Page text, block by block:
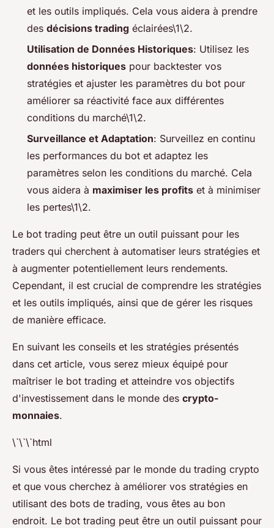
et les outils impliqués. Cela vous aidera à prendre
des décisions trading éclairées\1\2.
Utilisation de Données Historiques: Utilisez les
données historiques pour backtester vos
stratégies et ajuster les paramètres du bot pour
améliorer sa réactivité face aux différentes
conditions du marché\1\2.
Surveillance et Adaptation: Surveillez en continu
les performances du bot et adaptez les
paramètres selon les conditions du marché. Cela
vous aidera à maximiser les profits et à minimiser
les pertes\1\2.
Le bot trading peut être un outil puissant pour les
traders qui cherchent à automatiser leurs stratégies et
à augmenter potentiellement leurs rendements.
Cependant, il est crucial de comprendre les stratégies
et les outils impliqués, ainsi que de gérer les risques
de manière efficace.
En suivant les conseils et les stratégies présentés
dans cet article, vous serez mieux équipé pour
maîtriser le bot trading et atteindre vos objectifs
d'investissement dans le monde des crypto-
monnaies.
\`\`\`html
Si vous êtes intéressé par le monde du trading crypto
et que vous cherchez à améliorer vos stratégies en
utilisant des bots de trading, vous êtes au bon
endroit. Le bot trading peut être un outil puissant pour